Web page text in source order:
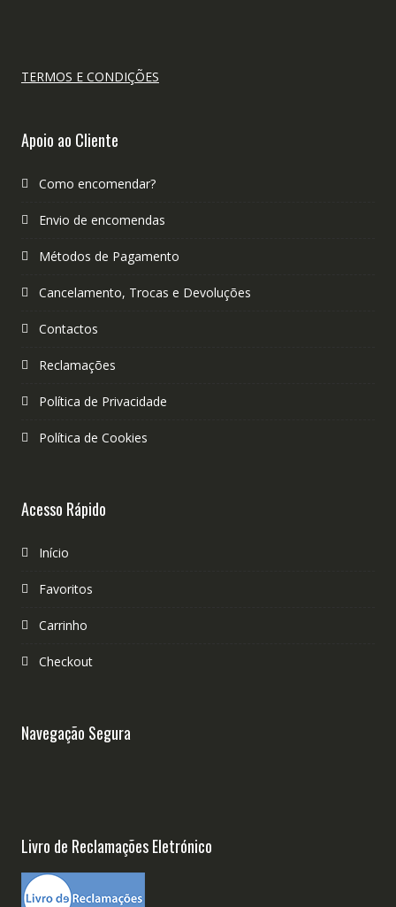
TERMOS E CONDIÇÕES
Apoio ao Cliente
Como encomendar?
Envio de encomendas
Métodos de Pagamento
Cancelamento, Trocas e Devoluções
Contactos
Reclamações
Política de Privacidade
Política de Cookies
Acesso Rápido
Início
Favoritos
Carrinho
Checkout
Navegação Segura
Livro de Reclamações Eletrónico